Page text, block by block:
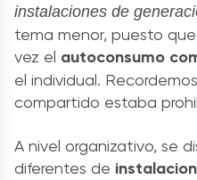
instalaciones de
tema menor, puesto
vez el autoconsumo
el individual.
compartido estaba
A nivel organizativo, se
diferentes de